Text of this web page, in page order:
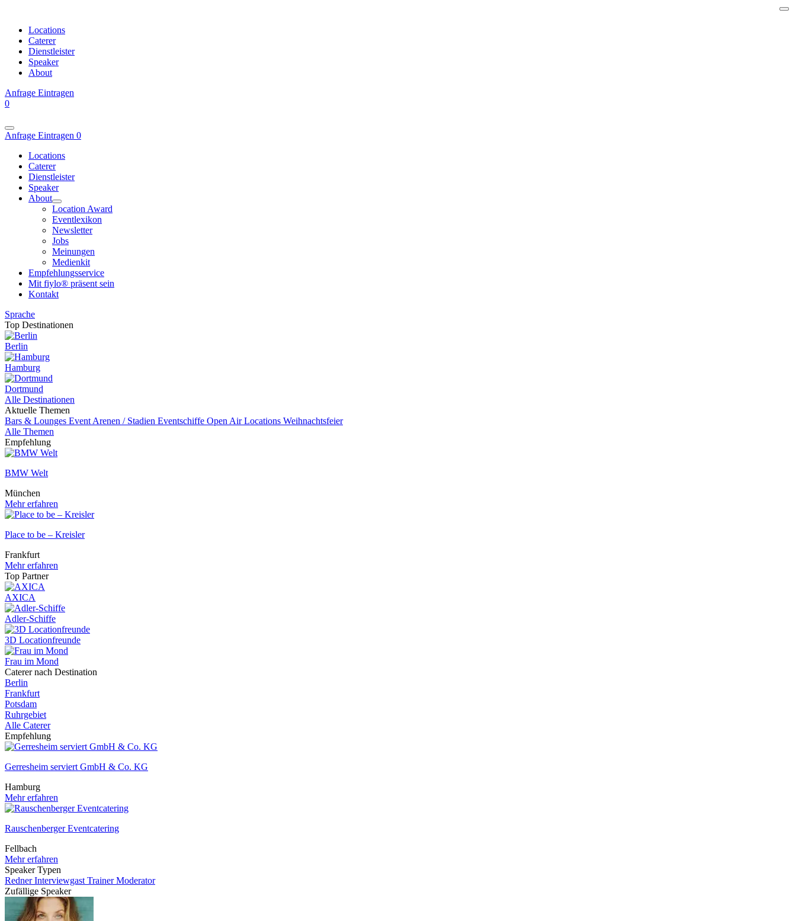
Locations
Caterer
Dienstleister
Speaker
About
Anfrage Eintragen
0
Anfrage Eintragen 0
Locations
Caterer
Dienstleister
Speaker
About
Location Award
Eventlexikon
Newsletter
Jobs
Meinungen
Medienkit
Empfehlungsservice
Mit fiylo® präsent sein
Kontakt
Sprache
Top Destinationen
Berlin
Hamburg
Dortmund
Alle Destinationen
Aktuelle Themen
Bars & Lounges Event Arenen / Stadien Eventschiffe Open Air Locations Weihnachtsfeier
Alle Themen
Empfehlung
BMW Welt
München
Mehr erfahren
Place to be – Kreisler
Frankfurt
Mehr erfahren
Top Partner
AXICA
Adler-Schiffe
3D Locationfreunde
Frau im Mond
Caterer nach Destination
Berlin
Frankfurt
Potsdam
Ruhrgebiet
Alle Caterer
Empfehlung
Gerresheim serviert GmbH & Co. KG
Hamburg
Mehr erfahren
Rauschenberger Eventcatering
Fellbach
Mehr erfahren
Speaker Typen
RednerInterviewgast TrainerModerator
Zufällige Speaker